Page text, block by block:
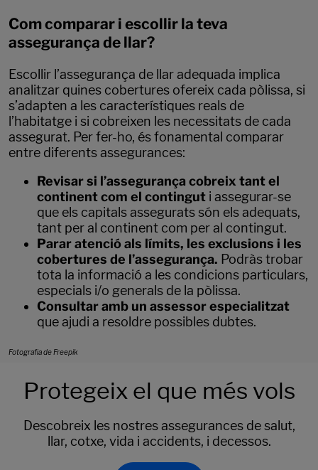
Com comparar i escollir la teva
assegurança de llar?
Escollir l’assegurança de llar adequada implica
analitzar quines cobertures ofereix cada pòlissa, si
s’adapten a les característiques reals de
l’habitatge i si cobreixen les necessitats de cada
assegurat. Per fer-ho, és fonamental comparar
entre diferents assegurances:
Revisar si l’assegurança cobreix tant el
continent com el contingut i assegurar-se
que els capitals assegurats són els adequats,
tant per al continent com per al contingut.
Parar atenció als límits, les exclusions i les
cobertures de l’assegurança. Podràs trobar
tota la informació a les condicions particulars,
especials i/o generals de la pòlissa.
Consultar amb un assessor especialitzat
que ajudi a resoldre possibles dubtes.
Fotografia de Freepik
Protegeix el que més vols
Descobreix les nostres assegurances de salut,
llar, cotxe, vida i accidents, i decessos.